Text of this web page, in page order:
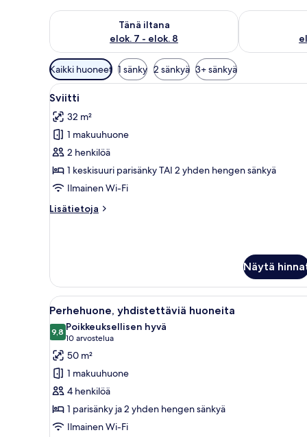
Tänä iltana
elok. 7 - elok. 8
Tarkista tämän illan saatavuus elok. 7 - elok. 8
Tarkista
Huoneille
saatavilla
olevia
suodattimia
Kaikki huoneet 1 sänky 2 sänkyä 3+ sänkyä
Avaa
kaikki
huonetyypin
Sviitti
kuvat
Moderni hotellihuone, jossa
9
Sviitti
32 m²
1 makuuhuone
2 henkilöä
1 keskisuuri parisänky TAI 2 yhden hengen sänkyä
Ilmainen Wi-Fi
Lisätietoja
Lisätietoja
Näytä
Avaa
kaikki
huonetyypin
Perhehuone,
yhdistettäviä
huoneita
kuvat
Hotellihuone, jossa on
8
Perhehuone, yhdistettäviä huoneita
9,89,8 kautta 10
Poikkeuksellisen hyvä
10 arvostelua
(10
arvostelua)
50 m²
1 makuuhuone
4 henkilöä
1 parisänky ja 2 yhden hengen sänkyä
Ilmainen Wi-Fi